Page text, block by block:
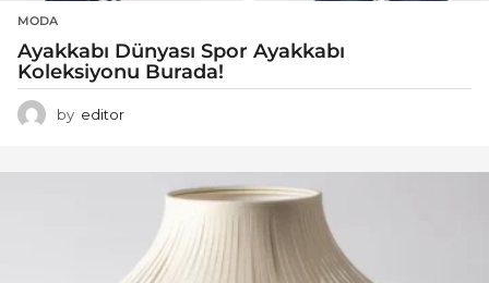
MODA
Ayakkabı Dünyası Spor Ayakkabı
Koleksiyonu Burada!
by editor